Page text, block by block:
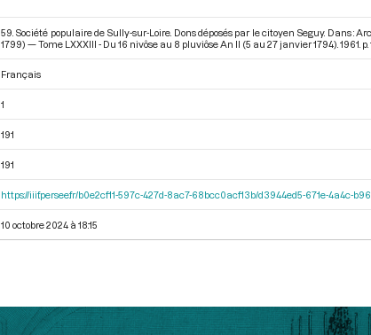
59. Société populaire de Sully-sur-Loire. Dons déposés par le citoyen Seguy. Dans
1799) — Tome LXXXIII - Du 16 nivôse au 8 pluviôse An II (5 au 27 janvier 1794) . 1961. p.
Français
1
191
191
https://iiif.persee.fr/b0e2cf11-597c-427d-8ac7-68bcc0acf13b/d3944ed5-671e-4a4c-
10 octobre 2024 à 18:15